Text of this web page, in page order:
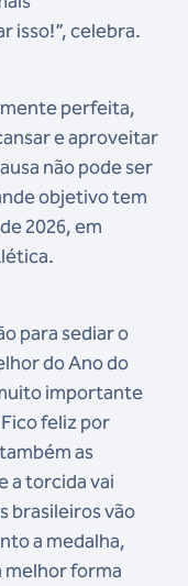
isso!”, celebra.
perfeita,
e aproveitar
não pode ser
objetivo tem
2026, em
para sediar o
do Ano do
importante
feliz por
as
a torcida vai
brasileiros vão
a medalha,
melhor forma